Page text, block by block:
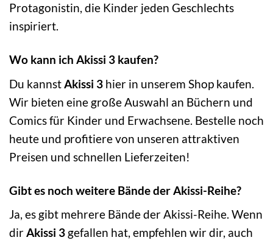
Protagonistin, die Kinder jeden Geschlechts
inspiriert.
Wo kann ich Akissi 3 kaufen?
Du kannstAkissi 3 hier in unserem Shop kaufen.
Wir bieten eine große Auswahl an Büchern und
Comics für Kinder und Erwachsene. Bestelle noch
heute und profitiere von unseren attraktiven
Preisen und schnellen Lieferzeiten!
Gibt es noch weitere Bände der Akissi-Reihe?
Ja, es gibt mehrere Bände der Akissi-Reihe. Wenn
dirAkissi 3 gefallen hat, empfehlen wir dir, auch